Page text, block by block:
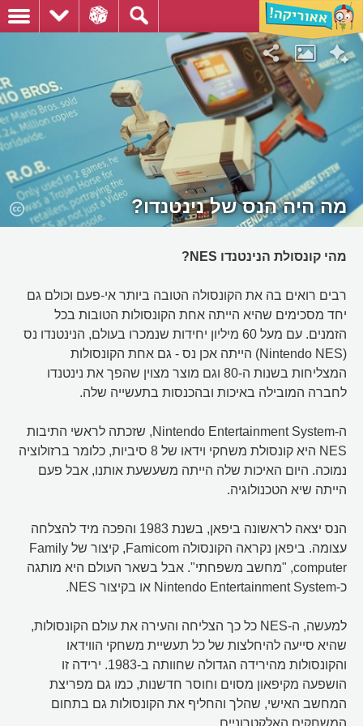
מה היה הנס של נינטנדו?
מהי קונסולת הנינטנדו NES?
רבים רואים בה את הקונסולה הטובה ביותר אי-פעם וכולם גם
יחד מסכימים שהיא הייתה אחת הקונסולות הטובות בכל
הזמנים. עם מעל 60 מיליון יחידות שנמכרו בעולם, הנינטנדו נס
(Nintendo NES) הייתה אכן נס - גם אחת הקונסולות
המצליחות בשנות ה-80 וגם מוצר מצוין שהפך את נינטנדו
לחברה המובילה באיכות ובהכנסות בתעשייה שלה.
ה-Nintendo Entertainment System, שזכתה לראשי התיבות
NES היא קונסולת משחקי וידאו של 8 סיביות, כלומר ברזולוציה
נמוכה. היום האיכות שלה הייתה משעשעת אותנו, אבל פעם
הייתה שיא הטכנולוגיה.
הנס יצאה לראשונה ביפאן, בשנת 1983 והפכה מיד להצלחה
עצומה. ביפאן נקראה הקונסולה Famicom, קיצור של Family
computer, "מחשב משפחתי". אבל בשאר העולם היא מותגה
כ-Nintendo Entertainment System או בקיצור NES.
למעשה, ה-NES כל כך הצליחה והעירה את עולם הקונסולות,
שהיא סייעה להיחלצות של כל תעשיית משחקי הווידאו
והקונסולות מהירידה הגדולה שחוותה ב-1983. ירידה זו
הושפעה מקיפאון מסוים וחוסר חדשנות, כמו גם מפריצת
המחשב האישי, שהלך והחליף את הקונסולות גם בתחום
המשחקים האלקטרוניים.